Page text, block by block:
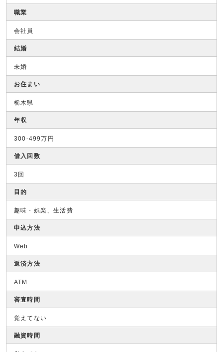
職業
会社員
結婚
未婚
お住まい
栃木県
年収
300-499万円
借入回数
3回
目的
趣味・娯楽、生活費
申込方法
Web
返済方法
ATM
審査時間
覚えてない
融資時間